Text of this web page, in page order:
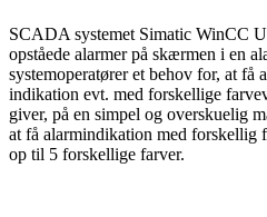
SCADA systemet Simatic WinCC
opståede alarmer på skærmen i en
systemoperatører et behov for, at få
indikation evt. med forskellige
giver, på en simpel og overskuelig
at få alarmindikation med forskellig
op til 5 forskellige farver.